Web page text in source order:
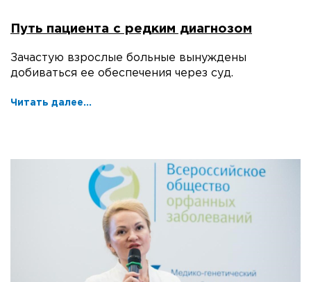
Путь пациента с редким диагнозом
Зачастую взрослые больные вынуждены
добиваться ее обеспечения через суд.
Читать далее...